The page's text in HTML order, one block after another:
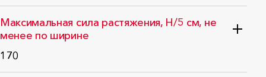
Максимальная сила растяжения, Н/5 см, не
менее по ширине
170